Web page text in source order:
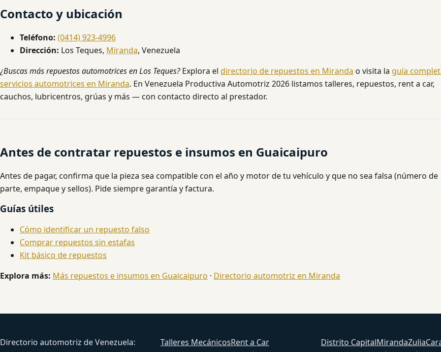
Contacto y ubicación
Teléfono: (0414) 923-4996
Dirección: Los Teques, Miranda, Venezuela
¿Buscas más repuestos automotrices en Los Teques?Explora el directorio de repuestos en Miranda o visita la guía
servicios automotrices en Miranda. En Venezuela Productiva Automotriz 2026 listamos talleres, repuestos, rent a car,
cauchos, lubricentros, grúas y más — con contacto directo al prestador.
Antes de contratar repuestos e insumos en Guaicaipuro
Antes de pagar, confirma que la pieza sea compatible con el año y motor de tu vehículo y que no sea falsa (número de
parte, empaque y sellos). Pide siempre garantía y factura.
Guías útiles
Cómo identificar un repuesto falso
Comprar repuestos sin estafas
Kit básico de repuestos
Explora más: Más repuestos e insumos en Guaicaipuro · Directorio automotriz en Miranda
Directorio automotriz de Venezuela:
Talleres MecánicosRent a Car
Distrito CapitalMirandaZulia